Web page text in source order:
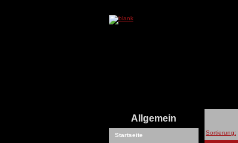
Allgemein
Startseite
Sortierung: